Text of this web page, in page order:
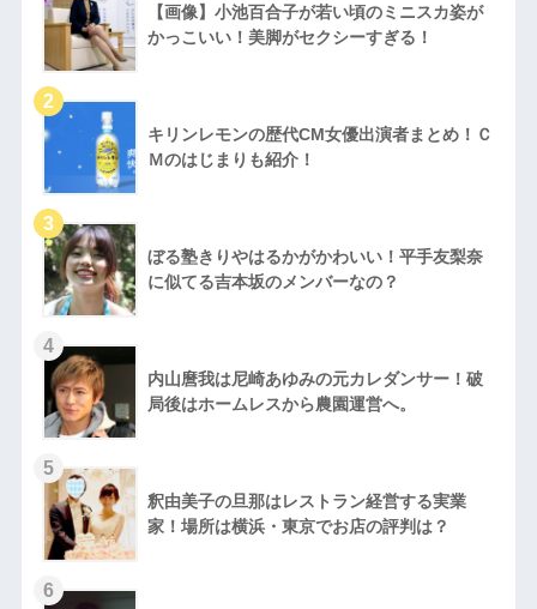
【画像】小池百合子が若い頃のミニスカ姿が
かっこいい！美脚がセクシーすぎる！
キリンレモンの歴代CM女優出演者まとめ！Ｃ
Ｍのはじまりも紹介！
ぼる塾きりやはるかがかわいい！平手友梨奈
に似てる吉本坂のメンバーなの？
内山麿我は尼崎あゆみの元カレダンサー！破
局後はホームレスから農園運営へ。
釈由美子の旦那はレストラン経営する実業
家！場所は横浜・東京でお店の評判は？